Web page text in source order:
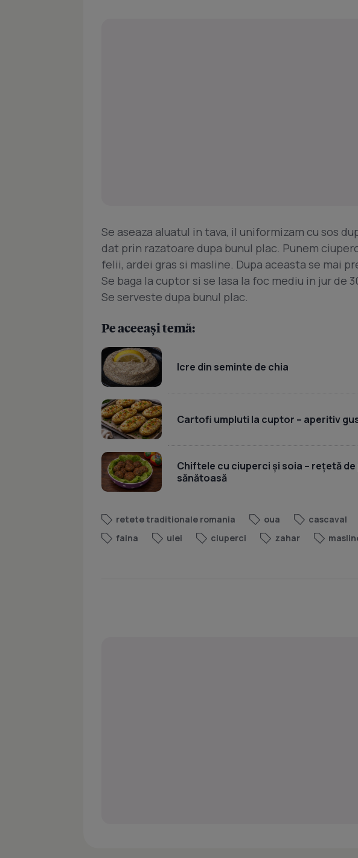
Se aseaza aluatul in tava, il uniformizam cu sos
dat prin razatoare dupa bunul plac. Punem
felii, ardei gras si masline. Dupa aceasta se mai
Se baga la cuptor si se lasa la foc mediu in jur de
Se serveste dupa bunul plac.
Pe aceeași temă:
Icre din seminte de chia
Cartofi umpluti la cuptor – aperitiv
Chiftele cu ciuperci și soia – rețetă
sănătoasă
retete traditionale romania oua cascaval
faina
ulei ciuperci zahar